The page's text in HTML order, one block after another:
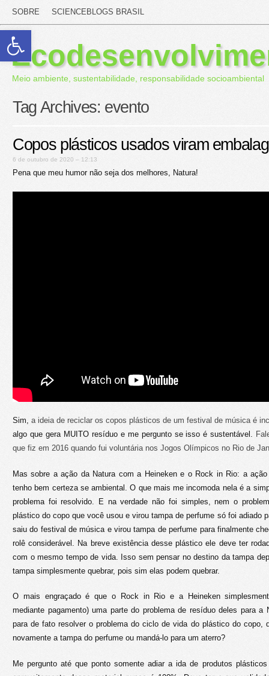
Abrir a barra de ferramentas
SOBRE SCIENCEBLOGS BRASIL
Meio ambiente, sustentabilidade, responsabilidade socioambiental
Tag Archives: evento
Copos plásticos usados viram
6 de outubro de 2020 – 12:13
Pena que meu humor não seja dos melhores, Natura!
Sim, a ideia de reciclar os copos plásticos de um festival de música é
algo que gera MUITO resíduo e me pergunto se isso é sustentável.
que fiz em 2016 quando fui voluntária nos Jogos Olímpicos no Rio de
Mas sobre a ação da Natura com a Heineken e o Rock in Rio: a
tenho bem certeza se ambiental. O que mais me incomoda nela é a
problema foi resolvido. E na verdade não foi simples, nem o
plástico do copo que você usou e virou tampa de perfume só foi adiado
saiu do festival de música e virou tampa de perfume para finalmente
rolê considerável. Na breve existência desse plástico ele deve ter
com o mesmo tempo de vida. Isso sem pensar no destino da tampa
tampa simplesmente quebrar, pois sim elas podem quebrar.
O mais engraçado é que o Rock in Rio e a Heineken
mediante pagamento) uma parte do problema de resíduo deles para
para de fato resolver o problema do ciclo de vida do plástico do copo,
novamente a tampa do perfume ou mandá-lo para um aterro?
Me pergunto até que ponto somente adiar a ida de produtos